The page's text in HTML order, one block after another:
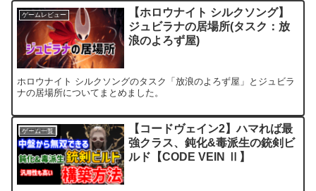
ゲームレビュー
【ホロウナイト シルクソング】
ジュビラナの居場所(タスク：放
浪のよろず屋)
ホロウナイト シルクソングのタスク「放浪のよろず屋」とジュビラ
ナの居場所についてまとめました。
ゲーム一覧
【コードヴェイン2】ハマれば最
強クラス、鈍化&毒派生の銃剣ビ
ルド【CODE VEIN Ⅱ】